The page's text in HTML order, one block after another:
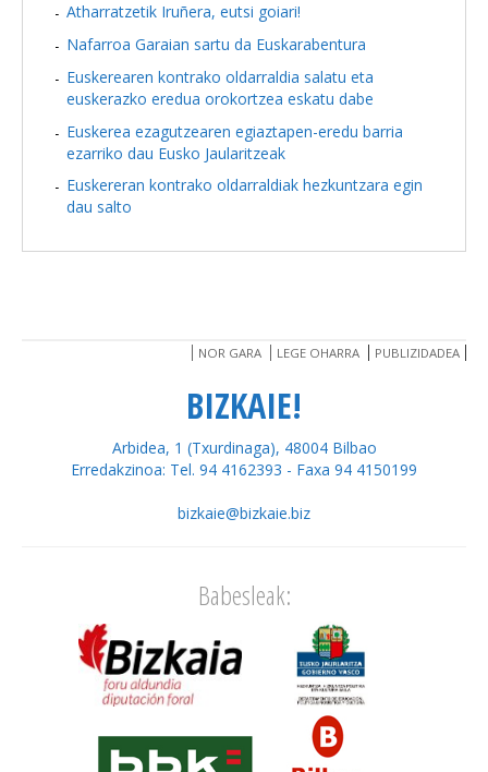
Atharratzetik Iruñera, eutsi goiari!
Nafarroa Garaian sartu da Euskarabentura
Euskerearen kontrako oldarraldia salatu eta
euskerazko eredua orokortzea eskatu dabe
Euskerea ezagutzearen egiaztapen-eredu barria
ezarriko dau Eusko Jaularitzeak
Euskereran kontrako oldarraldiak hezkuntzara egin
dau salto
NOR GARA LEGE OHARRA PUBLIZIDADEA
BIZKAIE!
Arbidea, 1 (Txurdinaga), 48004 Bilbao
Erredakzinoa: Tel. 94 4162393 - Faxa 94 4150199
bizkaie@bizkaie.biz
Babesleak: